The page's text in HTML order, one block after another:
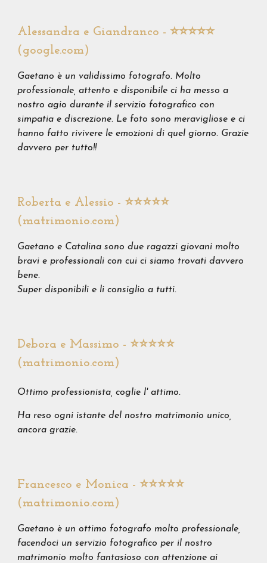
Alessandra e Giandranco - ⭐️⭐️⭐️⭐️⭐️
(google.com)
Gaetano è un validissimo fotografo. Molto
professionale, attento e disponibile ci ha messo a
nostro agio durante il servizio fotografico con
simpatia e discrezione. Le foto sono meravigliose e ci
hanno fatto rivivere le emozioni di quel giorno. Grazie
davvero per tutto!!
Roberta e Alessio - ⭐️⭐️⭐️⭐️⭐️
(matrimonio.com)
Gaetano e Catalina sono due ragazzi giovani molto
bravi e professionali con cui ci siamo trovati davvero
bene.
Super disponibili e li consiglio a tutti.
Debora e Massimo - ⭐️⭐️⭐️⭐️⭐️
(matrimonio.com)
Ottimo professionista, coglie l' attimo.
Ha reso ogni istante del nostro matrimonio unico,
ancora grazie.
Francesco e Monica - ⭐️⭐️⭐️⭐️⭐️
(matrimonio.com)
Gaetano è un ottimo fotografo molto professionale,
facendoci un servizio fotografico per il nostro
matrimonio molto fantasioso con attenzione ai